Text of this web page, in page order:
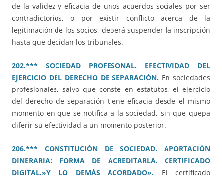
de la validez y eficacia de unos acuerdos sociales por ser
contradictorios, o por existir conflicto acerca de la
legitimación de los socios, deberá suspender la inscripción
hasta que decidan los tribunales.
202.*** SOCIEDAD PROFESONAL. EFECTIVIDAD DEL
EJERCICIO DEL DERECHO DE SEPARACIÓN. En sociedades
profesionales, salvo que conste en estatutos, el ejercicio
del derecho de separación tiene eficacia desde el mismo
momento en que se notifica a la sociedad, sin que quepa
diferir su efectividad a un momento posterior.
206.*** CONSTITUCIÓN DE SOCIEDAD. APORTACIÓN
DINERARIA: FORMA DE ACREDITARLA. CERTIFICADO
DIGITAL.»Y LO DEMÁS ACORDADO».
El certificado